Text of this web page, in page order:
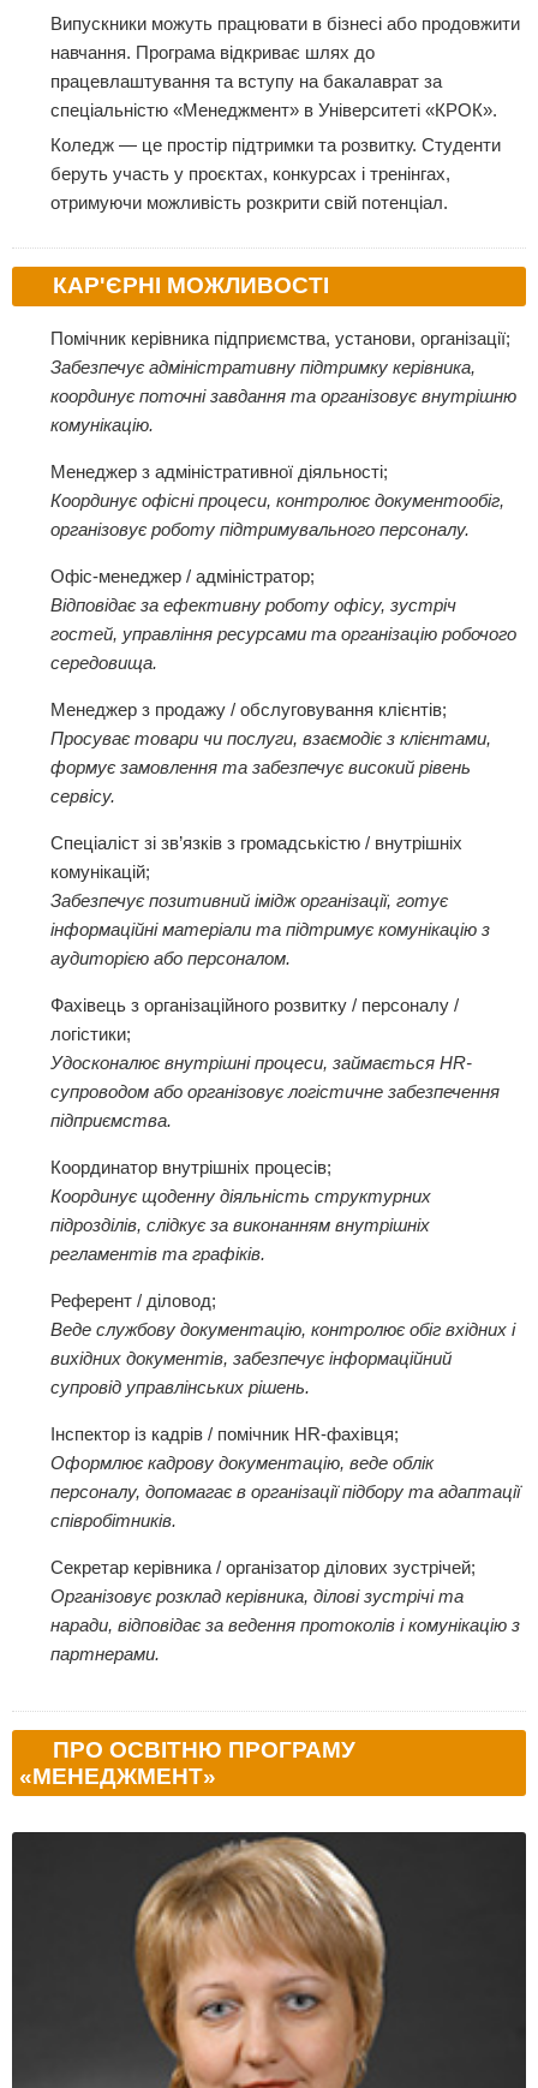
Випускники можуть працювати в бізнесі або продовжити
навчання. Програма відкриває шлях до
працевлаштування та вступу на бакалаврат за
спеціальністю «Менеджмент» в Університеті «КРОК».
Коледж — це простір підтримки та розвитку. Студенти
беруть участь у проєктах, конкурсах і тренінгах,
отримуючи можливість розкрити свій потенціал.
КАР'ЄРНІ МОЖЛИВОСТІ
Помічник керівника підприємства, установи, організації;
Забезпечує адміністративну підтримку керівника,
координує поточні завдання та організовує внутрішню
комунікацію.
Менеджер з адміністративної діяльності;
Координує офісні процеси, контролює документообіг,
організовує роботу підтримувального персоналу.
Офіс-менеджер / адміністратор;
Відповідає за ефективну роботу офісу, зустріч
гостей, управління ресурсами та організацію робочого
середовища.
Менеджер з продажу / обслуговування клієнтів;
Просуває товари чи послуги, взаємодіє з клієнтами,
формує замовлення та забезпечує високий рівень
сервісу.
Спеціаліст зі зв’язків з громадськістю / внутрішніх
комунікацій;
Забезпечує позитивний імідж організації, готує
інформаційні матеріали та підтримує комунікацію з
аудиторією або персоналом.
Фахівець з організаційного розвитку / персоналу /
логістики;
Удосконалює внутрішні процеси, займається HR-
супроводом або організовує логістичне забезпечення
підприємства.
Координатор внутрішніх процесів;
Координує щоденну діяльність структурних
підрозділів, слідкує за виконанням внутрішніх
регламентів та графіків.
Референт / діловод;
Веде службову документацію, контролює обіг вхідних і
вихідних документів, забезпечує інформаційний
супровід управлінських рішень.
Інспектор із кадрів / помічник HR-фахівця;
Оформлює кадрову документацію, веде облік
персоналу, допомагає в організації підбору та адаптації
співробітників.
Секретар керівника / організатор ділових зустрічей;
Організовує розклад керівника, ділові зустрічі та
наради, відповідає за ведення протоколів і комунікацію з
партнерами.
ПРО ОСВІТНЮ ПРОГРАМУ
«МЕНЕДЖМЕНТ»